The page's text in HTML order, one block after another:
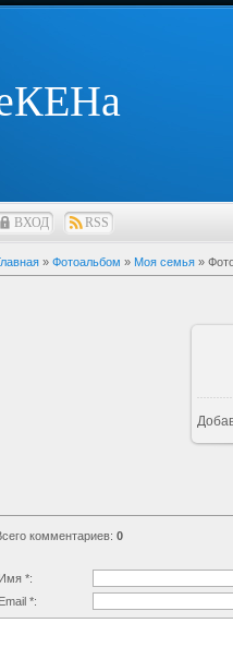
ВХОД RSS
» Фотоальбом » Моя семья »
комментариев: 0
Имя *:
Email *: